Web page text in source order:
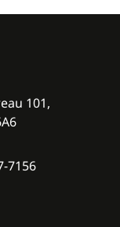
101,
7156